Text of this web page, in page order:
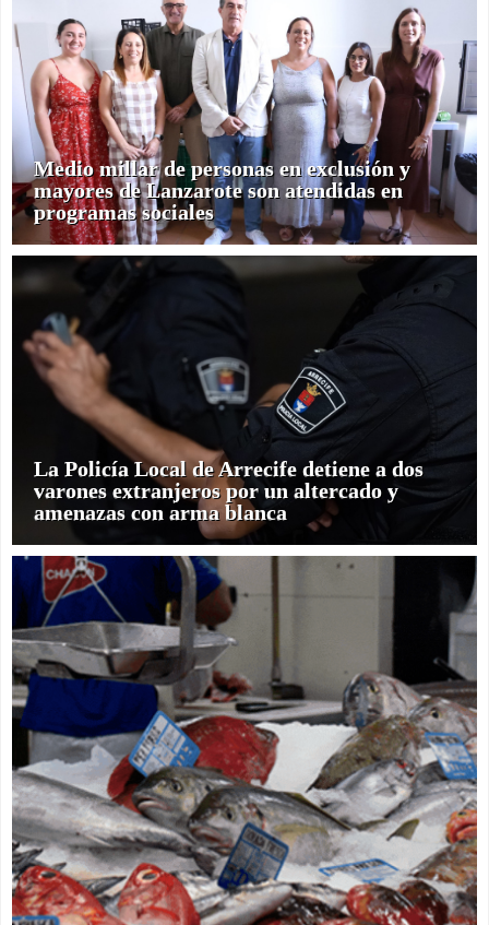
Medio millar de personas en exclusión y
mayores de Lanzarote son atendidas en
programas sociales
La Policía Local de Arrecife detiene a dos
varones extranjeros por un altercado y
amenazas con arma blanca